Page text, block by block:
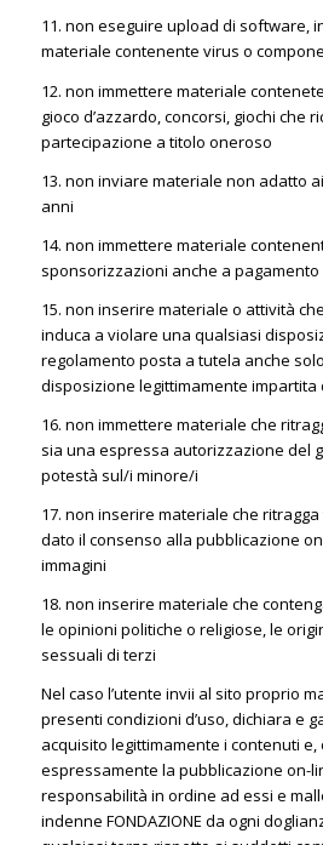
11. non eseguire upload di software,
materiale contenente virus o
12. non immettere materiale
gioco d’azzardo, concorsi, giochi che
partecipazione a titolo oneroso
13. non inviare materiale non adatto
anni
14. non immettere materiale
sponsorizzazioni anche a pagamento
15. non inserire materiale o attività
induca a violare una qualsiasi
regolamento posta a tutela anche
disposizione legittimamente impartita
16. non immettere materiale che
sia una espressa autorizzazione del
potestà sul/i minore/i
17. non inserire materiale che
dato il consenso alla pubblicazione
immagini
18. non inserire materiale che
le opinioni politiche o religiose, le
sessuali di terzi
Nel caso l’utente invii al sito proprio
presenti condizioni d’uso, dichiara e
acquisito legittimamente i contenuti e,
espressamente la pubblicazione on-
responsabilità in ordine ad essi e
indenne FONDAZIONE da ogni